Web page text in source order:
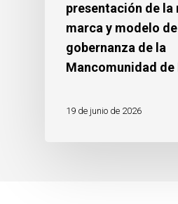
presentación de la
marca y modelo de
gobernanza de la
Mancomunidad de
19 de junio de 2026